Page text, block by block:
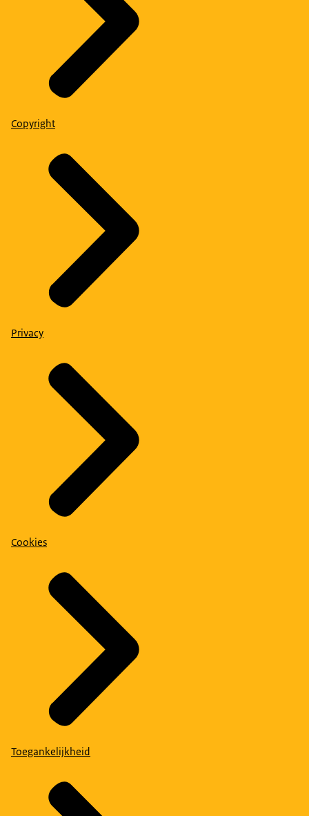
Copyright
Privacy
Cookies
Toegankelijkheid